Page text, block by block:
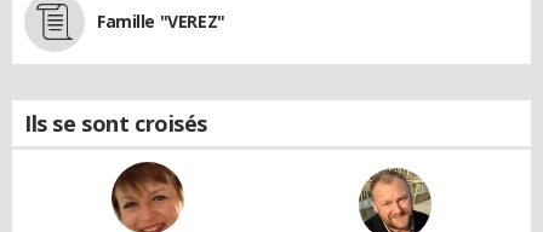
Famille "VEREZ"
Ils se sont croisés